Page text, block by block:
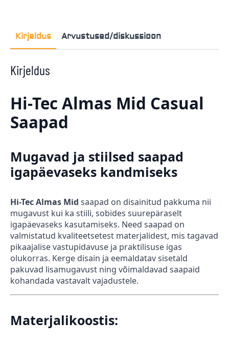
Kirjeldus Arvustused/diskussioon
Kirjeldus
Hi-Tec Almas Mid Casual
Saapad
Mugavad ja stiilsed saapad
igapäevaseks kandmiseks
Hi-Tec Almas Mid saapad on disainitud pakkuma nii
mugavust kui ka stiili, sobides suurepäraselt
igapäevaseks kasutamiseks. Need saapad on
valmistatud kvaliteetsetest materjalidest, mis tagavad
pikaajalise vastupidavuse ja praktilisuse igas
olukorras. Kerge disain ja eemaldatav sisetald
pakuvad lisamugavust ning võimaldavad saapaid
kohandada vastavalt vajadustele.
Materjalikoostis: